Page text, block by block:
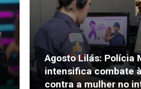
Agosto Lilás: Polícia
intensifica combate
contra a mulher no